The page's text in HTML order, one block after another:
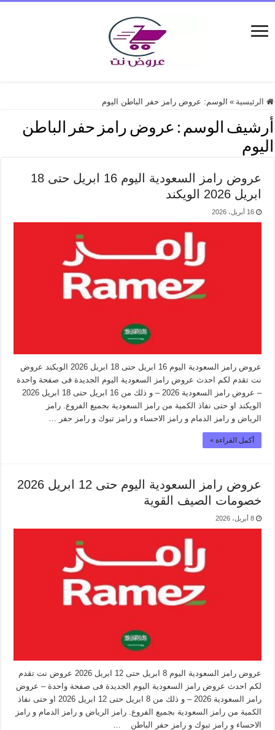
الرئيسية » الوسم: عروض رامز حفر الباطن اليوم
أرشيف الوسم : عروض رامز حفر الباطن
اليوم
عروض رامز السعودية اليوم 16 ابريل حتى 18
ابريل 2026 الويكند
16 أبريل، 2026
عروض رامز السعودية اليوم 16 ابريل حتى 18 ابريل 2026 الويكند عروض
نت تقدم لكم احدث عروض رامز السعودية اليوم الجديدة فى صفحة واحدة
– عروض رامز السعودية 2026 – و ذلك من 16 ابريل حتى 18 ابريل 2026
الويكند او حتى نفاذ الكمية من رامز السعودية بجميع الفروع. رامز
الرياض و رامز الدمام و رامز الاحساء و رامز تبوك و رامز حفر …
أكمل القراءة »
عروض رامز السعودية اليوم حتى 12 ابريل 2026
خصومات الصيف القوية
8 أبريل، 2026
عروض رامز السعودية اليوم 8 ابريل حتى 12 ابريل 2026 عروض نت تقدم
لكم احدث عروض رامز السعودية اليوم الجديدة فى صفحة واحدة – عروض
رامز السعودية 2026 – و ذلك من 8 ابريل حتى 12 ابريل 2026 او حتى نفاذ
الكمية من رامز السعودية بجميع الفروع. رامز الرياض و رامز الدمام و رامز
الاحساء و رامز تبوك و رامز حفر الباطن …